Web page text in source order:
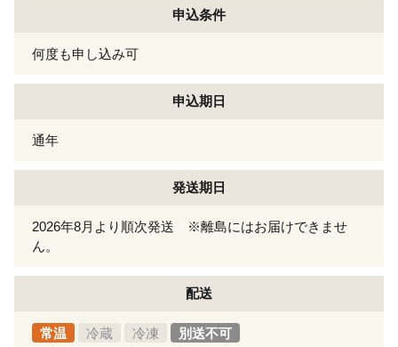
申込条件
何度も申し込み可
申込期日
通年
発送期日
2026年8月より順次発送 ※離島にはお届けできませ
ん。
配送
常温 冷蔵 冷凍 別送不可